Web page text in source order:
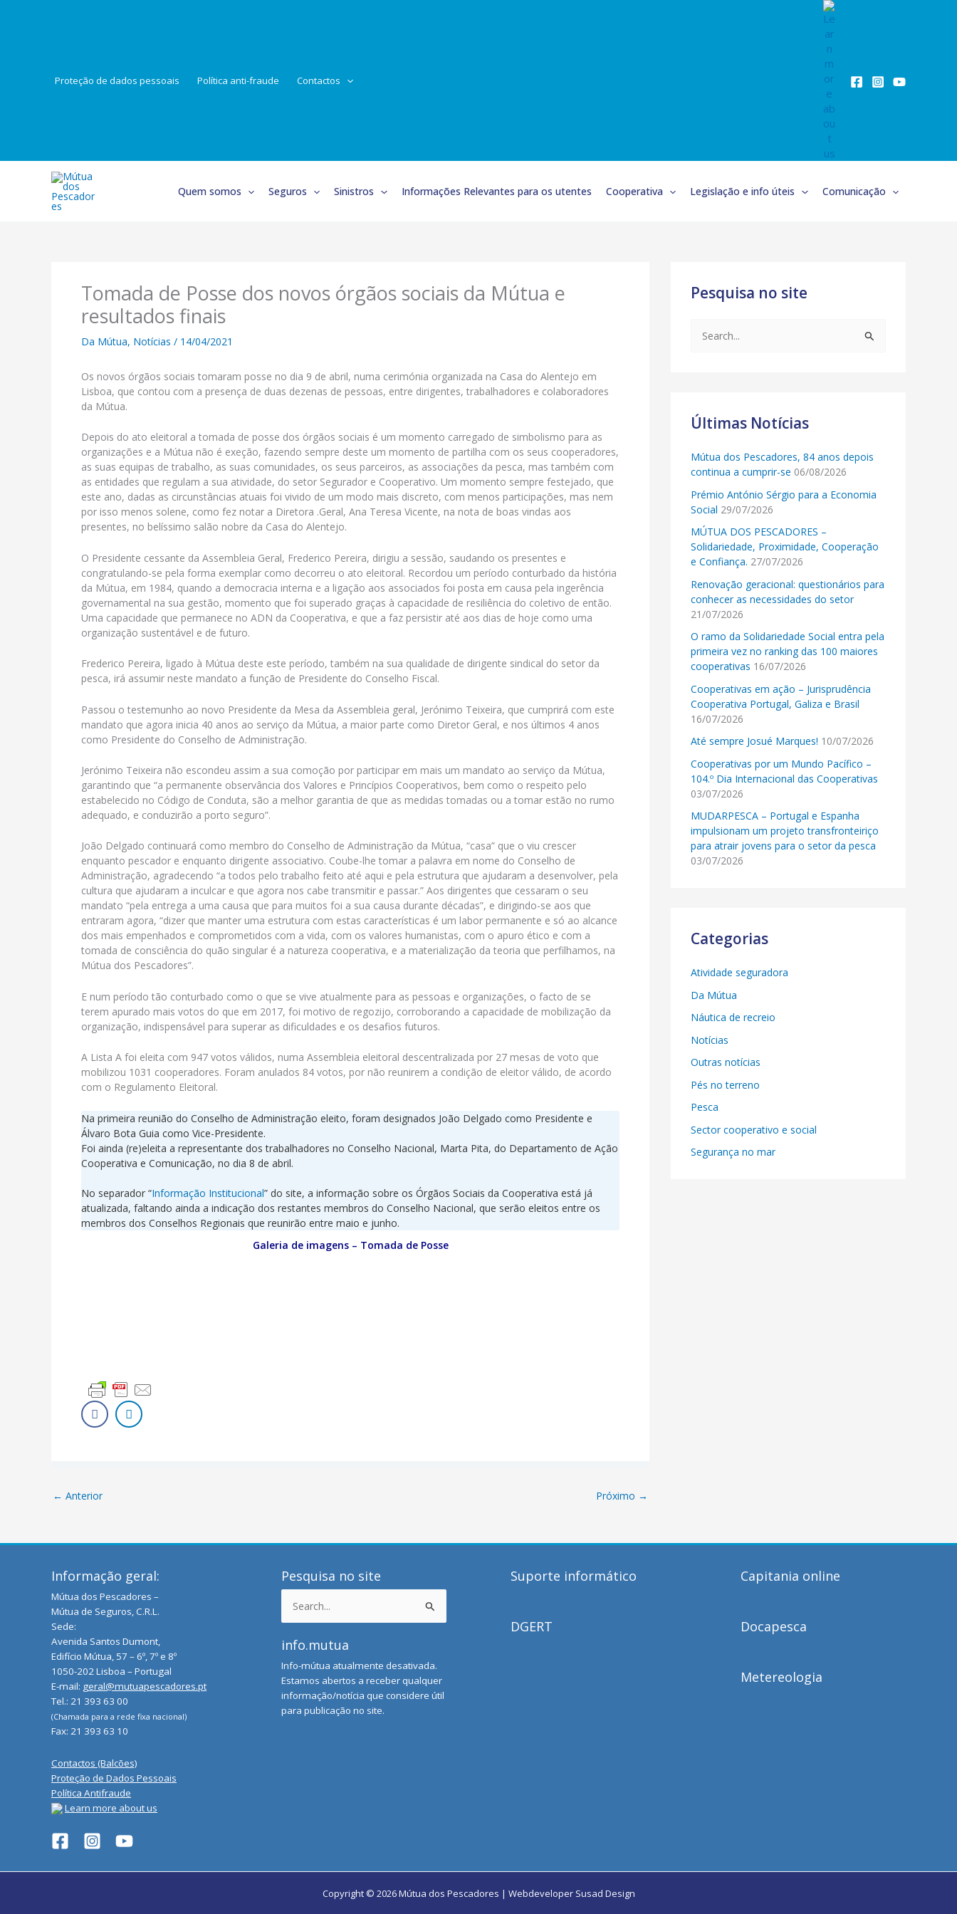
Proteção de dados pessoais Política anti-fraude Contactos
Quem somos Seguros Sinistros Informações Relevantes para os utentes Cooperativa Legislação e info úteis Comunicação
Tomada de Posse dos novos órgãos sociais da Mútua e
resultados finais
Da Mútua, Notícias / 14/04/2021
Os novos órgãos sociais tomaram posse no dia 9 de abril, numa cerimónia organizada na Casa do Alentejo em
Lisboa, que contou com a presença de duas dezenas de pessoas, entre dirigentes, trabalhadores e colaboradores
da Mútua.
Depois do ato eleitoral a tomada de posse dos órgãos sociais é um momento carregado de simbolismo para as
organizações e a Mútua não é exeção, fazendo sempre deste um momento de partilha com os seus cooperadores,
as suas equipas de trabalho, as suas comunidades, os seus parceiros, as associações da pesca, mas também com
as entidades que regulam a sua atividade, do setor Segurador e Cooperativo. Um momento sempre festejado, que
este ano, dadas as circunstâncias atuais foi vivido de um modo mais discreto, com menos participações, mas nem
por isso menos solene, como fez notar a Diretora .Geral, Ana Teresa Vicente, na nota de boas vindas aos
presentes, no belíssimo salão nobre da Casa do Alentejo.
O Presidente cessante da Assembleia Geral, Frederico Pereira, dirigiu a sessão, saudando os presentes e
congratulando-se pela forma exemplar como decorreu o ato eleitoral. Recordou um período conturbado da história
da Mútua, em 1984, quando a democracia interna e a ligação aos associados foi posta em causa pela ingerência
governamental na sua gestão, momento que foi superado graças à capacidade de resiliência do coletivo de então.
Uma capacidade que permanece no ADN da Cooperativa, e que a faz persistir até aos dias de hoje como uma
organização sustentável e de futuro.
Frederico Pereira, ligado à Mútua deste este período, também na sua qualidade de dirigente sindical do setor da
pesca, irá assumir neste mandato a função de Presidente do Conselho Fiscal.
Passou o testemunho ao novo Presidente da Mesa da Assembleia geral, Jerónimo Teixeira, que cumprirá com este
mandato que agora inicia 40 anos ao serviço da Mútua, a maior parte como Diretor Geral, e nos últimos 4 anos
como Presidente do Conselho de Administração.
Jerónimo Teixeira não escondeu assim a sua comoção por participar em mais um mandato ao serviço da Mútua,
garantindo que “a permanente observância dos Valores e Princípios Cooperativos, bem como o respeito pelo
estabelecido no Código de Conduta, são a melhor garantia de que as medidas tomadas ou a tomar estão no rumo
adequado, e conduzirão a porto seguro”.
João Delgado continuará como membro do Conselho de Administração da Mútua, “casa” que o viu crescer
enquanto pescador e enquanto dirigente associativo. Coube-lhe tomar a palavra em nome do Conselho de
Administração, agradecendo “a todos pelo trabalho feito até aqui e pela estrutura que ajudaram a desenvolver, pela
cultura que ajudaram a inculcar e que agora nos cabe transmitir e passar.” Aos dirigentes que cessaram o seu
mandato “pela entrega a uma causa que para muitos foi a sua causa durante décadas”, e dirigindo-se aos que
entraram agora, “dizer que manter uma estrutura com estas características é um labor permanente e só ao alcance
dos mais empenhados e comprometidos com a vida, com os valores humanistas, com o apuro ético e com a
tomada de consciência do quão singular é a natureza cooperativa, e a materialização da teoria que perfilhamos, na
Mútua dos Pescadores”.
E num período tão conturbado como o que se vive atualmente para as pessoas e organizações, o facto de se
terem apurado mais votos do que em 2017, foi motivo de regozijo, corroborando a capacidade de mobilização da
organização, indispensável para superar as dificuldades e os desafios futuros.
A Lista A foi eleita com 947 votos válidos, numa Assembleia eleitoral descentralizada por 27 mesas de voto que
mobilizou 1031 cooperadores. Foram anulados 84 votos, por não reunirem a condição de eleitor válido, de acordo
com o Regulamento Eleitoral.
Na primeira reunião do Conselho de Administração eleito, foram designados João Delgado como Presidente e
Álvaro Bota Guia como Vice-Presidente.
Foi ainda (re)eleita a representante dos trabalhadores no Conselho Nacional, Marta Pita, do Departamento de Ação
Cooperativa e Comunicação, no dia 8 de abril.
No separador “Informação Institucional” do site, a informação sobre os Órgãos Sociais da Cooperativa está já
atualizada, faltando ainda a indicação dos restantes membros do Conselho Nacional, que serão eleitos entre os
membros dos Conselhos Regionais que reunirão entre maio e junho.
Galeria de imagens – Tomada de Posse
← Anterior Próximo →
Pesquisa no site
c
f
o
r
:
Últimas Notícias
Mútua dos Pescadores, 84 anos depois
continua a cumprir-se 06/08/2026
Prémio António Sérgio para a Economia
Social 29/07/2026
MÚTUA DOS PESCADORES –
Solidariedade, Proximidade, Cooperação
e Confiança. 27/07/2026
Renovação geracional: questionários para
conhecer as necessidades do setor
21/07/2026
O ramo da Solidariedade Social entra pela
primeira vez no ranking das 100 maiores
cooperativas 16/07/2026
Cooperativas em ação – Jurisprudência
Cooperativa Portugal, Galiza e Brasil
16/07/2026
Até sempre Josué Marques! 10/07/2026
Cooperativas por um Mundo Pacífico –
104.º Dia Internacional das Cooperativas
03/07/2026
MUDARPESCA – Portugal e Espanha
impulsionam um projeto transfronteiriço
para atrair jovens para o setor da pesca
03/07/2026
Categorias
Atividade seguradora
Da Mútua
Náutica de recreio
Notícias
Outras notícias
Pés no terreno
Pesca
Sector cooperativo e social
Segurança no mar
Informação geral:
Mútua dos Pescadores –
Mútua de Seguros, C.R.L.
Sede:
Avenida Santos Dumont,
Edifício Mútua, 57 – 6º, 7º e 8º
1050-202 Lisboa – Portugal
E-mail: geral@mutuapescadores.pt
Tel.: 21 393 63 00
(Chamada para a rede fixa nacional)
Fax: 21 393 63 10
Contactos (Balcões)
Proteção de Dados Pessoais
Política Antifraude
Learn more about us
Pesquisa no site
Search
for:
info.mutua
Info-mútua atualmente desativada.
Estamos abertos a receber qualquer
informação/notícia que considere útil
para publicação no site.
Suporte informático
DGERT
Capitania online
Docapesca
Metereologia
Copyright © 2026 Mútua dos Pescadores | Webdeveloper Susad Design